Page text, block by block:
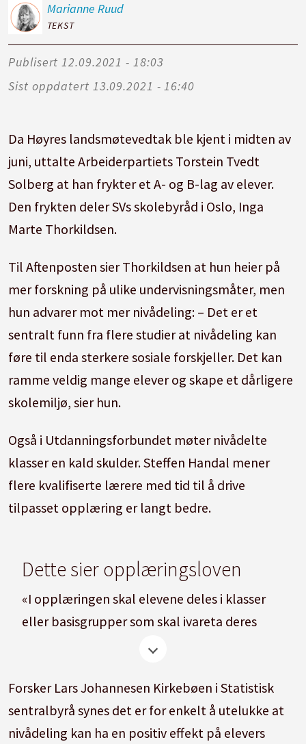
Marianne Ruud
TEKST
Publisert
12.09.2021 - 18:03
Sist oppdatert
13.09.2021 - 16:40
Da Høyres landsmøtevedtak ble kjent i midten av
juni, uttalte Arbeiderpartiets Torstein Tvedt
Solberg at han frykter et A- og B-lag av elever.
Den frykten deler SVs skolebyråd i Oslo, Inga
Marte Thorkildsen.
Til Aftenposten sier Thorkildsen at hun heier på
mer forskning på ulike undervisningsmåter, men
hun advarer mot mer nivådeling: – Det er et
sentralt funn fra flere studier at nivådeling kan
føre til enda sterkere sosiale forskjeller. Det kan
ramme veldig mange elever og skape et dårligere
skolemiljø, sier hun.
Også i Utdanningsforbundet møter nivådelte
klasser en kald skulder. Steffen Handal mener
flere kvalifiserte lærere med tid til å drive
tilpasset opplæring er langt bedre.
Dette sier opplæringsloven
«I opplæringen skal elevene deles i klasser
eller basisgrupper som skal ivareta deres
behov for sosial tilhørighet. I deler av
grupper etter behov. Til vanlig skal
organiseringen ikke skje etter faglig nivå,
kjønn eller etnisk tilhørighet. Klassene,
Forsker Lars Johannesen Kirkebøen i Statistisk
sentralbyrå synes det er for enkelt å utelukke at
nivådeling kan ha en positiv effekt på elevers